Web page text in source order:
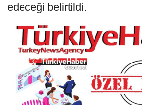
edeceği belirtildi.